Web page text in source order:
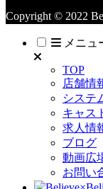
Copyright © 2022
メニュ
TOP
店舗情
システ
キャス
求人情
ブログ
動画広
お問い